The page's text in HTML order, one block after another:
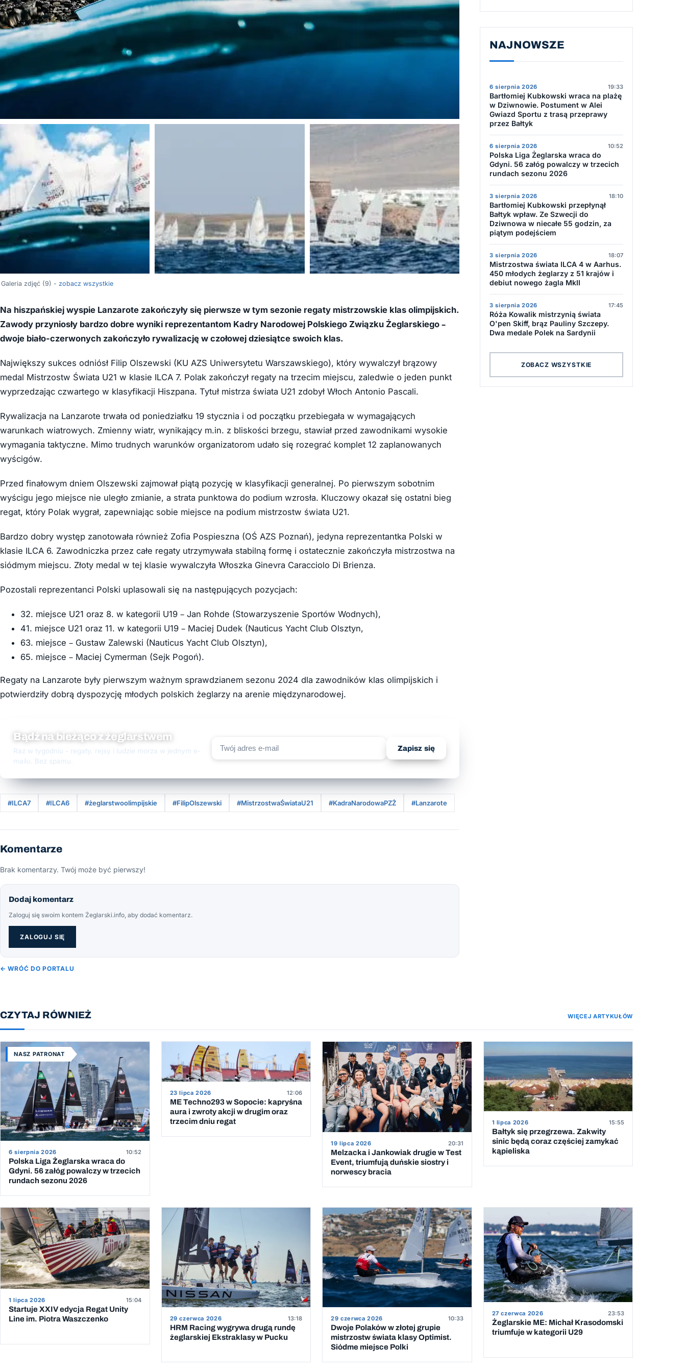
Galeria zdjęć (9) - zobacz wszystkie
Na hiszpańskiej wyspie Lanzarote zakończyły się pierwsze w tym sezonie regaty mistrzowskie klas olimpijskich.
Zawody przyniosły bardzo dobre wyniki reprezentantom Kadry Narodowej Polskiego Związku Żeglarskiego –
dwoje biało-czerwonych zakończyło rywalizację w czołowej dziesiątce swoich klas.
Największy sukces odniósł Filip Olszewski (KU AZS Uniwersytetu Warszawskiego), który wywalczył brązowy
medal Mistrzostw Świata U21 w klasie ILCA 7. Polak zakończył regaty na trzecim miejscu, zaledwie o jeden punkt
wyprzedzając czwartego w klasyfikacji Hiszpana. Tytuł mistrza świata U21 zdobył Włoch Antonio Pascali.
Rywalizacja na Lanzarote trwała od poniedziałku 19 stycznia i od początku przebiegała w wymagających
warunkach wiatrowych. Zmienny wiatr, wynikający m.in. z bliskości brzegu, stawiał przed zawodnikami wysokie
wymagania taktyczne. Mimo trudnych warunków organizatorom udało się rozegrać komplet 12 zaplanowanych
wyścigów.
Przed finałowym dniem Olszewski zajmował piątą pozycję w klasyfikacji generalnej. Po pierwszym sobotnim
wyścigu jego miejsce nie uległo zmianie, a strata punktowa do podium wzrosła. Kluczowy okazał się ostatni bieg
regat, który Polak wygrał, zapewniając sobie miejsce na podium mistrzostw świata U21.
Bardzo dobry występ zanotowała również Zofia Pospieszna (OŚ AZS Poznań), jedyna reprezentantka Polski w
klasie ILCA 6. Zawodniczka przez całe regaty utrzymywała stabilną formę i ostatecznie zakończyła mistrzostwa na
siódmym miejscu. Złoty medal w tej klasie wywalczyła Włoszka Ginevra Caracciolo Di Brienza.
Pozostali reprezentanci Polski uplasowali się na następujących pozycjach:
32. miejsce U21 oraz 8. w kategorii U19 – Jan Rohde (Stowarzyszenie Sportów Wodnych),
41. miejsce U21 oraz 11. w kategorii U19 – Maciej Dudek (Nauticus Yacht Club Olsztyn,
63. miejsce – Gustaw Zalewski (Nauticus Yacht Club Olsztyn),
65. miejsce – Maciej Cymerman (Sejk Pogoń).
Regaty na Lanzarote były pierwszym ważnym sprawdzianem sezonu 2024 dla zawodników klas olimpijskich i
potwierdziły dobrą dyspozycję młodych polskich żeglarzy na arenie międzynarodowej.
Bądź na bieżąco z żeglarstwem
Raz w tygodniu - regaty, rejsy i ludzie morza w jednym e-
mailu. Bez spamu.
Zapisz się
#ILCA7 #ILCA6 #żeglarstwoolimpijskie #FilipOlszewski #MistrzostwaŚwiataU21 #KadraNarodowaPZŻ #Lanzarote
Komentarze
Brak komentarzy. Twój może być pierwszy!
Dodaj komentarz
Zaloguj się swoim kontem Żeglarski.info, aby dodać komentarz.
ZALOGUJ SIĘ
← WRÓĆ DO PORTALU
NAJNOWSZE
6 sierpnia 2026 19:33
Bartłomiej Kubkowski wraca na plażę
w Dziwnowie. Postument w Alei
Gwiazd Sportu z trasą przeprawy
przez Bałtyk
6 sierpnia 2026 10:52
Polska Liga Żeglarska wraca do
Gdyni. 56 załóg powalczy w trzecich
rundach sezonu 2026
3 sierpnia 2026 18:10
Bartłomiej Kubkowski przepłynął
Bałtyk wpław. Ze Szwecji do
Dziwnowa w niecałe 55 godzin, za
piątym podejściem
3 sierpnia 2026 18:07
Mistrzostwa świata ILCA 4 w Aarhus.
450 młodych żeglarzy z 51 krajów i
debiut nowego żagla MkII
3 sierpnia 2026 17:45
Róża Kowalik mistrzynią świata
O'pen Skiff, brąz Pauliny Szczepy.
Dwa medale Polek na Sardynii
ZOBACZ WSZYSTKIE
CZYTAJ RÓWNIEŻ WIĘCEJ ARTYKUŁÓW
NASZ PATRONAT
6 sierpnia 2026 10:52
Polska Liga Żeglarska wraca do
Gdyni. 56 załóg powalczy w trzecich
rundach sezonu 2026
23 lipca 2026 12:06
ME Techno293 w Sopocie: kapryśna
aura i zwroty akcji w drugim oraz
trzecim dniu regat
19 lipca 2026 20:31
Melzacka i Jankowiak drugie w Test
Event, triumfują duńskie siostry i
norwescy bracia
1 lipca 2026 15:55
Bałtyk się przegrzewa. Zakwity
sinic będą coraz częściej zamykać
kąpieliska
1 lipca 2026 15:04
Startuje XXIV edycja Regat Unity
Line im. Piotra Waszczenko
29 czerwca 2026 13:18
HRM Racing wygrywa drugą rundę
żeglarskiej Ekstraklasy w Pucku
29 czerwca 2026 10:33
Dwoje Polaków w złotej grupie
mistrzostw świata klasy Optimist.
Siódme miejsce Polki
27 czerwca 2026 23:53
Żeglarskie ME: Michał Krasodomski
triumfuje w kategorii U29